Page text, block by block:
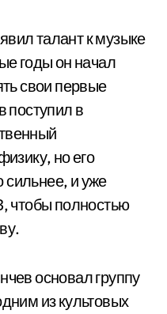
талант к музыке
годы он начал
свои первые
поступил в
но его
и уже
чтобы полностью
основал группу
из культовых